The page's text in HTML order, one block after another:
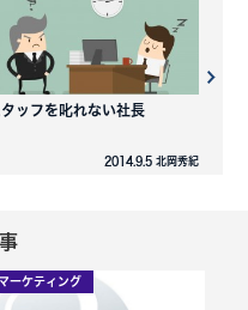
タッフを叱れない社長
2014.9.5 北岡秀紀
マーケティング